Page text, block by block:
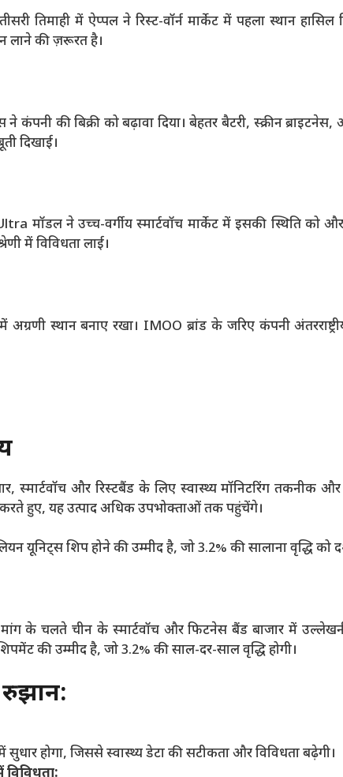
तिमाही में ऐप्पल ने रिस्ट-वॉर्न मार्केट में पहला स्थान हासिल
लाने की ज़रूरत है।
की बिक्री को बढ़ावा दिया। बेहतर बैटरी, स्क्रीन
दिखाई।
मॉडल ने उच्च-वर्गीय स्मार्टवॉच मार्केट में इसकी स्थिति को
में विविधता लाई।
स्थान बनाए रखा। IMOO ब्रांड के जरिए कंपनी
स्मार्टवॉच और रिस्टबैंड के लिए स्वास्थ्य मॉनिटरिंग तकनीक और
हुए, यह उत्पाद अधिक उपभोक्ताओं तक पहुंचेंगे।
यूनिट्स शिप होने की उम्मीद है, जो 3.2% की सालाना वृद्धि को
के चलते चीन के स्मार्टवॉच और फिटनेस बैंड बाजार में
की उम्मीद है, जो 3.2% की साल-दर-साल वृद्धि होगी।
होगा, जिससे स्वास्थ्य डेटा की सटीकता और विविधता बढ़ेगी।